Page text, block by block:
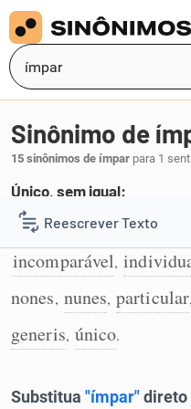
Reescrever Texto
Resumir Texto
Corrigir Texto
Sinônimo de
15 sinônimos de ímpar para 1
Único, sem igual:
1 desemparelhado
incomparável,
nones, nunes, particular,
generis, único.